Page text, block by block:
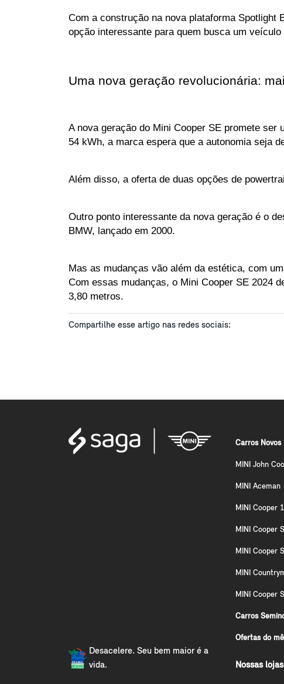
Com a construção na nova plataforma Spotlight
opção interessante para quem busca um
Uma nova geração revolucionária:
A nova geração do Mini Cooper SE promete
54 kWh, a marca espera que a autonomia seja
Além disso, a oferta de duas opções de
Outro ponto interessante da nova geração é o
BMW, lançado em 2000.
Mas as mudanças vão além da estética, com
Com essas mudanças, o Mini Cooper SE 2024
3,80 metros.
Compartilhe esse artigo nas redes sociais:
Desacelere. Seu bem maior é a
vida.
Carros Novos
MINI John
MINI Aceman
MINI Cooper
MINI Cooper
MINI Cooper
MINI
MINI Cooper S
Carros
Ofertas do
Nossas lojas